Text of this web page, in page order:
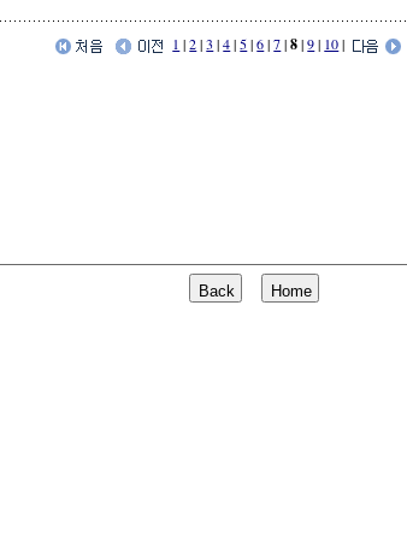
1 |2|3 |4|5|6|7|8|9| 10|